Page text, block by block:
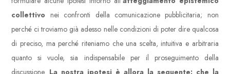
collettivo nei confronti della comunicazione pubblicitaria; non
perché ci troviamo già adesso nelle condizioni di poter dire qualcosa
di preciso, ma perché riteniamo che una scelta, intuitiva e arbitraria
quanto si vuole, sia indispensabile per il proseguimento della
discussione. La nostra ipotesi è allora la seguente: che la